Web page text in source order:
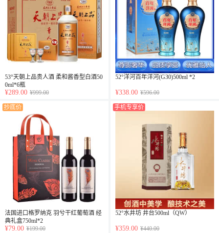
53°天朝上品贵人酒 柔和酱香型白酒50
0ml*6瓶
¥289.00 ¥999.00
52°洋河百年洋河(G30)500ml *2
¥338.00 ¥596.00
抄底价
法国进口格罗纳克 羽兮干红葡萄酒 经
典礼盒750ml*2
¥79.00 ¥199.00
手机专享价
52°水井坊 井台500ml（QW）
¥359.00 ¥440.00